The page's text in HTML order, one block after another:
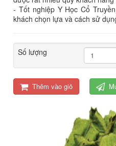
- Tốt nghiệp Y Học Cổ
khách chọn lựa và cách sử
Số lượng
Thêm vào giỏ